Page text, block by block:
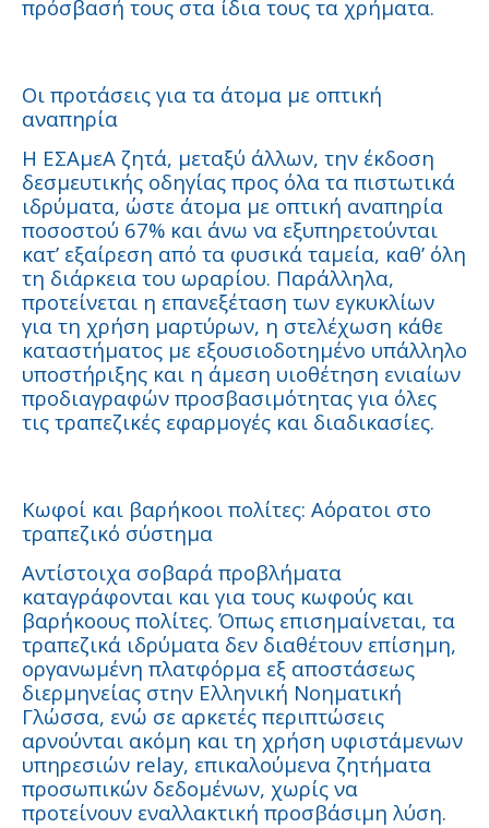
πρόσβασή τους στα ίδια τους τα χρήματα.
Οι προτάσεις για τα άτομα με οπτική
αναπηρία
Η ΕΣΑμεΑ ζητά, μεταξύ άλλων, την έκδοση
δεσμευτικής οδηγίας προς όλα τα πιστωτικά
ιδρύματα, ώστε άτομα με οπτική αναπηρία
ποσοστού 67% και άνω να εξυπηρετούνται
κατ’ εξαίρεση από τα φυσικά ταμεία, καθ’ όλη
τη διάρκεια του ωραρίου. Παράλληλα,
προτείνεται η επανεξέταση των εγκυκλίων
για τη χρήση μαρτύρων, η στελέχωση κάθε
καταστήματος με εξουσιοδοτημένο υπάλληλο
υποστήριξης και η άμεση υιοθέτηση ενιαίων
προδιαγραφών προσβασιμότητας για όλες
τις τραπεζικές εφαρμογές και διαδικασίες.
Κωφοί και βαρήκοοι πολίτες: Αόρατοι στο
τραπεζικό σύστημα
Αντίστοιχα σοβαρά προβλήματα
καταγράφονται και για τους κωφούς και
βαρήκοους πολίτες. Όπως επισημαίνεται, τα
τραπεζικά ιδρύματα δεν διαθέτουν επίσημη,
οργανωμένη πλατφόρμα εξ αποστάσεως
διερμηνείας στην Ελληνική Νοηματική
Γλώσσα, ενώ σε αρκετές περιπτώσεις
αρνούνται ακόμη και τη χρήση υφιστάμενων
υπηρεσιών relay, επικαλούμενα ζητήματα
προσωπικών δεδομένων, χωρίς να
προτείνουν εναλλακτική προσβάσιμη λύση.